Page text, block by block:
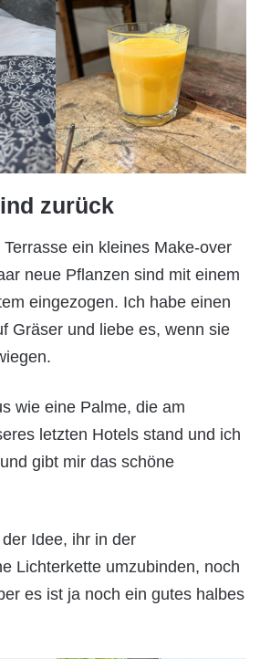
zurück
ein kleines Make-over
neue Pflanzen sind mit einem
eingezogen. Ich habe einen
Gräser und liebe es, wenn sie
wie eine Palme, die am
letzten Hotels stand und ich
gibt mir das schöne
Idee, ihr in der
Lichterkette umzubinden, noch
es ist ja noch ein gutes halbes